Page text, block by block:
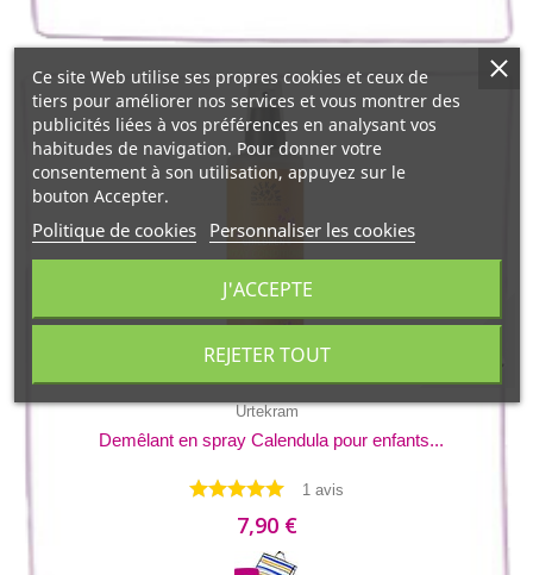
Urtekram
Demêlant en spray Calendula pour enfants...
1 avis
7,90 €
Ce site Web utilise ses propres cookies et ceux de
tiers pour améliorer nos services et vous montrer des
publicités liées à vos préférences en analysant vos
habitudes de navigation. Pour donner votre
consentement à son utilisation, appuyez sur le
bouton Accepter.
Politique de cookies Personnaliser les cookies
REJETER TOUT
J'ACCEPTE